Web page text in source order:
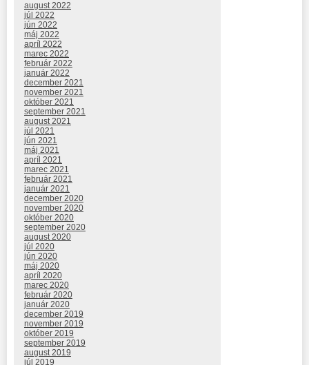
august 2022
júl 2022
jún 2022
máj 2022
apríl 2022
marec 2022
február 2022
január 2022
december 2021
november 2021
október 2021
september 2021
august 2021
júl 2021
jún 2021
máj 2021
apríl 2021
marec 2021
február 2021
január 2021
december 2020
november 2020
október 2020
september 2020
august 2020
júl 2020
jún 2020
máj 2020
apríl 2020
marec 2020
február 2020
január 2020
december 2019
november 2019
október 2019
september 2019
august 2019
júl 2019